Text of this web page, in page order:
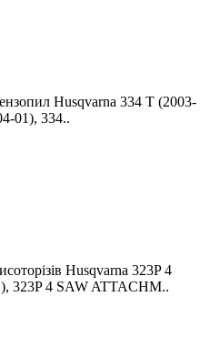
Husqvarna 334 T (2003-
01), 334..
Husqvarna 323P 4
323P 4 SAW ATTACHM..